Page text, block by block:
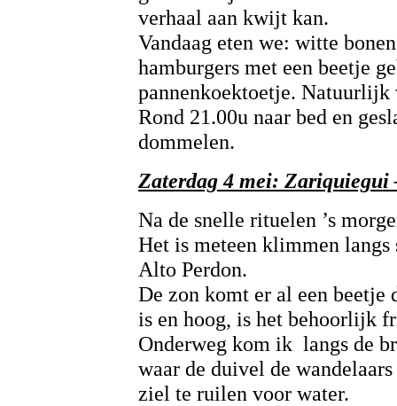
verhaal aan kwijt kan.
Vandaag eten we: witte
hamburgers met een beetje
pannenkoektoetje.
Rond 21.00u naar bed en
dommelen.
Zaterdag 4 mei: Zariquiegui
Na de snelle rituelen ’s
Het is meteen klimmen langs
Alto Perdon.
De zon komt er al een beetje
is en hoog, is het behoorlijk
Onderweg kom ik langs de
waar de duivel de
ziel te ruilen voor water.